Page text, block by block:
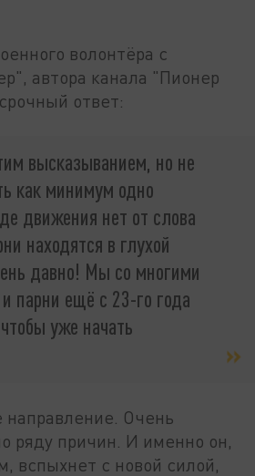
волонтёра с
автора канала "Пионер
ответ:
высказыванием, но не
как минимум одно
движения нет от слова
находятся в глухой
давно! Мы со многими
парни ещё с 23-го года
уже начать
направление. Очень
ряду причин. И именно он,
вспыхнет с новой силой,